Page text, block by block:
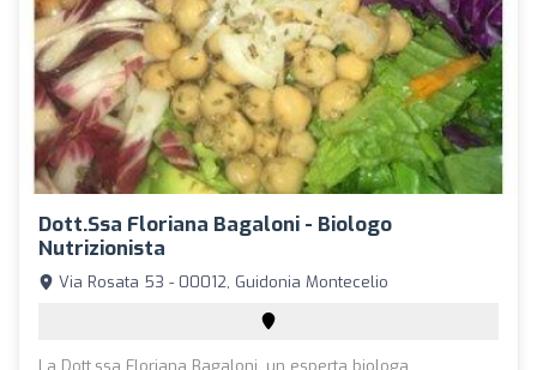
Dott.ssa Floriana Bagaloni - Biologo
Nutrizionista
Via Rosata 53 - 00012, Guidonia Montecelio